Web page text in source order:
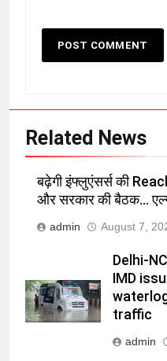
Related News
बढ़ेगी इंफ्लुएंसर्स की
और सरकार की बैठक…
admin August 7,
Delhi-
IMD
traffic
admin